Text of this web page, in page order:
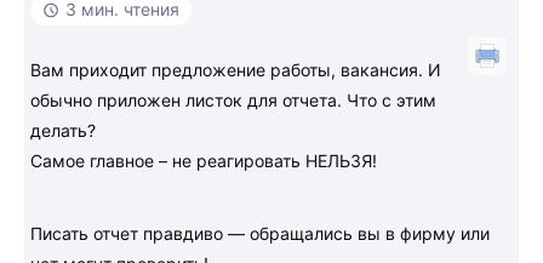
3 мин. чтения
Вам приходит предложение работы, вакансия. И
обычно приложен листок для отчета. Что с этим
делать?
Самое главное – не реагировать НЕЛЬЗЯ!
Писать отчет правдиво — обращались вы в фирму или